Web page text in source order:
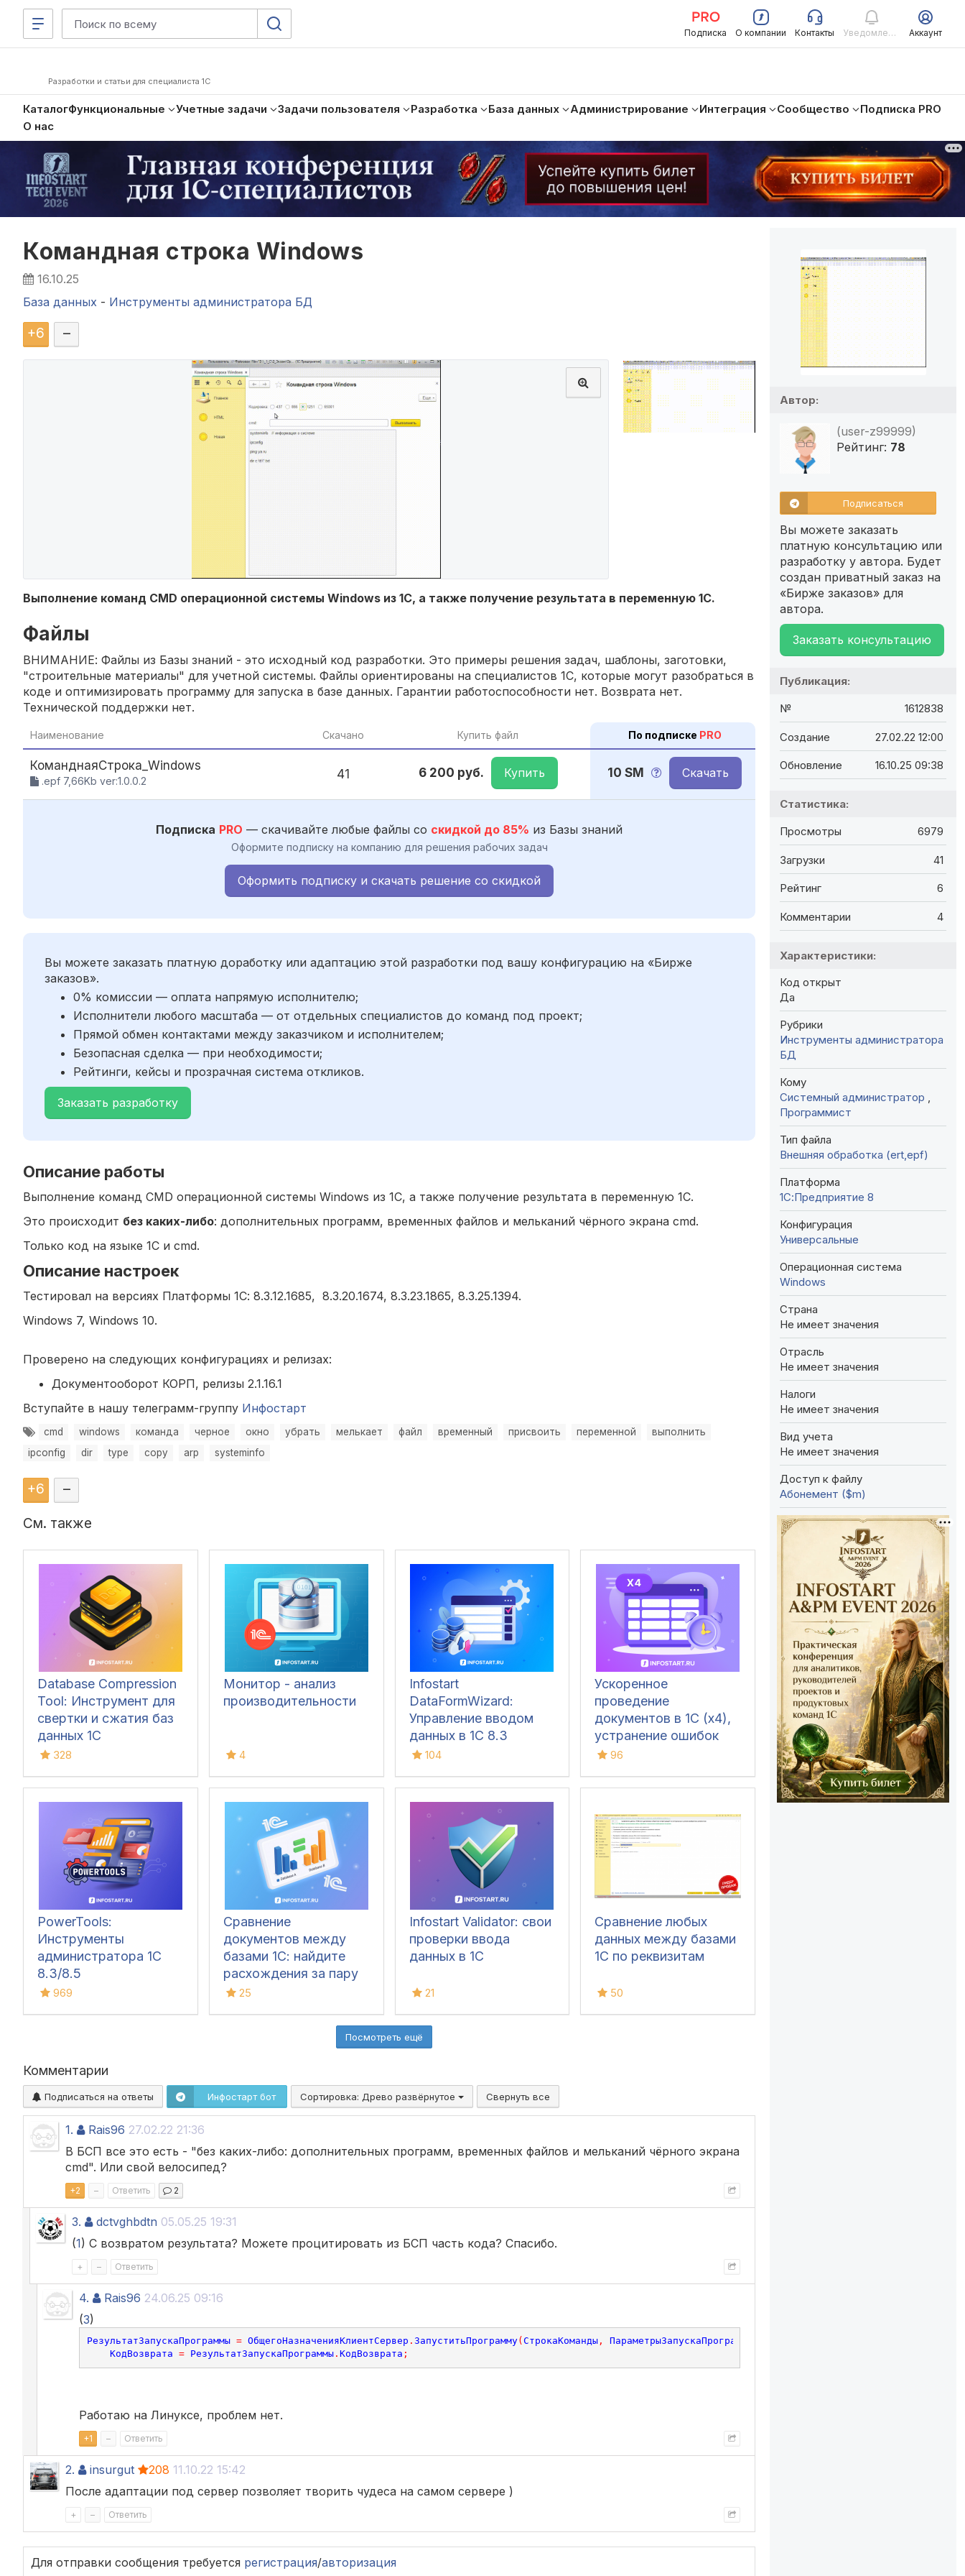
Подписка О компании Контакты Уведомления Аккаунт
Разработки и статьи для специалиста 1С
КаталогФункциональные Учетные задачи Задачи пользователя Разработка База данных Администрирование Интеграция Сообщество
Подписка PRO
О нас
Командная строка Windows
16.10.25
База данных - Инструменты администратора БД
+6 –
Выполнение команд CMD операционной системы Windows из 1С, а также получение результата в переменную 1C.
Файлы
ВНИМАНИЕ: Файлы из Базы знаний - это исходный код разработки. Это примеры решения задач, шаблоны, заготовки,
"строительные материалы" для учетной системы. Файлы ориентированы на специалистов 1С, которые могут разобраться в
коде и оптимизировать программу для запуска в базе данных. Гарантии работоспособности нет. Возврата нет.
Технической поддержки нет.
Наименование Скачано Купить файл По подписке PRO
КоманднаяСтрока_Windows
.epf 7,66Kb ver:1.0.0.2 41 6 200 руб. Купить 10 SM Скачать
Подписка PRO — скачивайте любые файлы со скидкой до 85% из Базы знаний
Оформите подписку на компанию для решения рабочих задач
Оформить подписку и скачать решение со скидкой
Вы можете заказать платную доработку или адаптацию этой разработки под вашу конфигурацию на «Бирже
заказов».
0% комиссии — оплата напрямую исполнителю;
Исполнители любого масштаба — от отдельных специалистов до команд под проект;
Прямой обмен контактами между заказчиком и исполнителем;
Безопасная сделка — при необходимости;
Рейтинги, кейсы и прозрачная система откликов.
Заказать разработку
Описание работы
Выполнение команд CMD операционной системы Windows из 1С, а также получение результата в переменную 1C.
Это происходит без каких-либо: дополнительных программ, временных файлов и мельканий чёрного экрана cmd.
Только код на языке 1С и cmd.
Описание настроек
Тестировал на версиях Платформы 1С: 8.3.12.1685, 8.3.20.1674, 8.3.23.1865, 8.3.25.1394.
Windows 7, Windows 10.
Проверено на следующих конфигурациях и релизах:
Документооборот КОРП, релизы 2.1.16.1
Вступайте в нашу телеграмм-группу Инфостарт
cmd windows команда черное окно убрать мелькает файл временный присвоить переменной
выполнить
ipconfig
dir type copy arp systeminfo
+6 –
См. также
Database Compression
Tool: Инструмент для
свертки и сжатия баз
данных 1С
328
Монитор - анализ
производительности
4
Infostart
DataFormWizard:
Управление вводом
данных в 1С 8.3
104
Ускоренное
проведение
документов в 1С (x4),
устранение ошибок
60/62 счетов и зачет
3.0)
96
PowerTools:
Инструменты
администратора 1С
8.3/8.5
969
Сравнение
документов между
базами 1С: найдите
расхождения за пару
кликов
25
Infostart Validator: свои
проверки ввода
данных в 1С
21
Сравнение любых
данных между базами
1С по реквизитам
50
Посмотреть ещё
Комментарии
Подписаться на ответы Инфостарт бот Сортировка: Древо развёрнутое Свернуть все
1. Rais96 27.02.22 21:36
В БСП все это есть - "без каких-либо: дополнительных программ, временных файлов и мельканий чёрного экрана
cmd". Или свой велосипед?
+2 – Ответить 2
3. dctvghbdtn 05.05.25 19:31
(1) С возвратом результата? Можете процитировать из БСП часть кода? Спасибо.
+ – Ответить
4. Rais96 24.06.25 09:16
(3)
РезультатЗапускаПрограммы = ОбщегоНазначенияКлиентСервер . ЗапуститьПрограмму( СтрокаКоманды, ПараметрыЗапускаПрограммы
КодВозврата = РезультатЗапускаПрограммы. КодВозврата ;
Работаю на Линуксе, проблем нет.
+1 – Ответить
2. insurgut 208 11.10.22 15:42
После адаптации под сервер позволяет творить чудеса на самом сервере )
+ – Ответить
Для отправки сообщения требуется регистрация/авторизация
Автор:
(user-z99999)
Рейтинг: 78
Подписаться
Вы можете заказать
платную консультацию или
разработку у автора. Будет
создан приватный заказ на
«Бирже заказов» для
автора.
Заказать консультацию
Публикация:
№ 1612838
Создание 27.02.22 12:00
Обновление 16.10.25 09:38
Статистика:
Просмотры 6979
Загрузки 41
Рейтинг 6
Комментарии 4
Характеристики:
Код открыт
Да
Рубрики
Инструменты администратора
БД
Кому
Системный администратор
Программист
Тип файла
Внешняя обработка (ert,epf)
Платформа
1С:Предприятие 8
Конфигурация
Универсальные
Операционная система
Windows
Страна
Не имеет значения
Отрасль
Не имеет значения
Налоги
Не имеет значения
Вид учета
Не имеет значения
Доступ к файлу
Абонемент ($m)